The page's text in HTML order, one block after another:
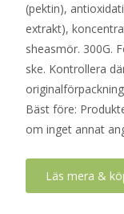
(pektin),
extrakt),
sheasmör. 300G.
ske. Kontrollera
Bäst före:
om inget annat
Läs mera &